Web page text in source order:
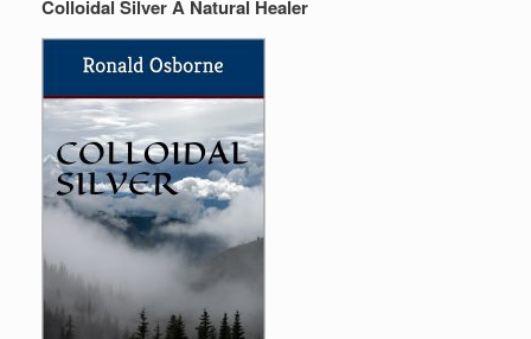
Colloidal Silver A Natural Healer